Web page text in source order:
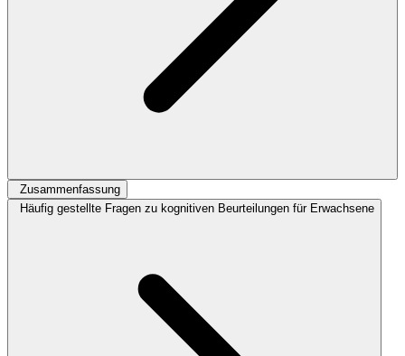
Zusammenfassung
Häufig gestellte Fragen zu kognitiven Beurteilungen für Erwachsene